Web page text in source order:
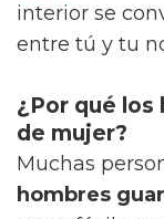
interior se
entre tú y tu
¿Por qué
de mujer?
Muchas
hombres